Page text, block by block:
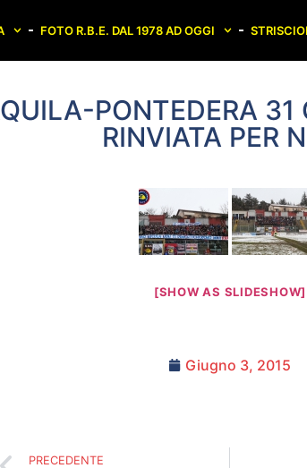
FOTO R.B.E. DAL 1978 AD OGGI
PONTEDERA
RINVIATA PER
[SHOW AS SLIDESHOW]
Giugno 3, 2015
PRECEDENTE